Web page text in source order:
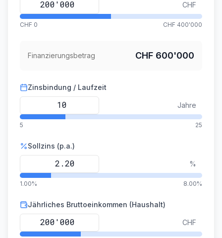
CHF
CHF 0 CHF 400'000
Finanzierungsbetrag CHF 600'000
Zinsbindung / Laufzeit
Jahre
5 25
Sollzins (p.a.)
%
1.00% 8.00%
Jährliches Bruttoeinkommen (Haushalt)
CHF